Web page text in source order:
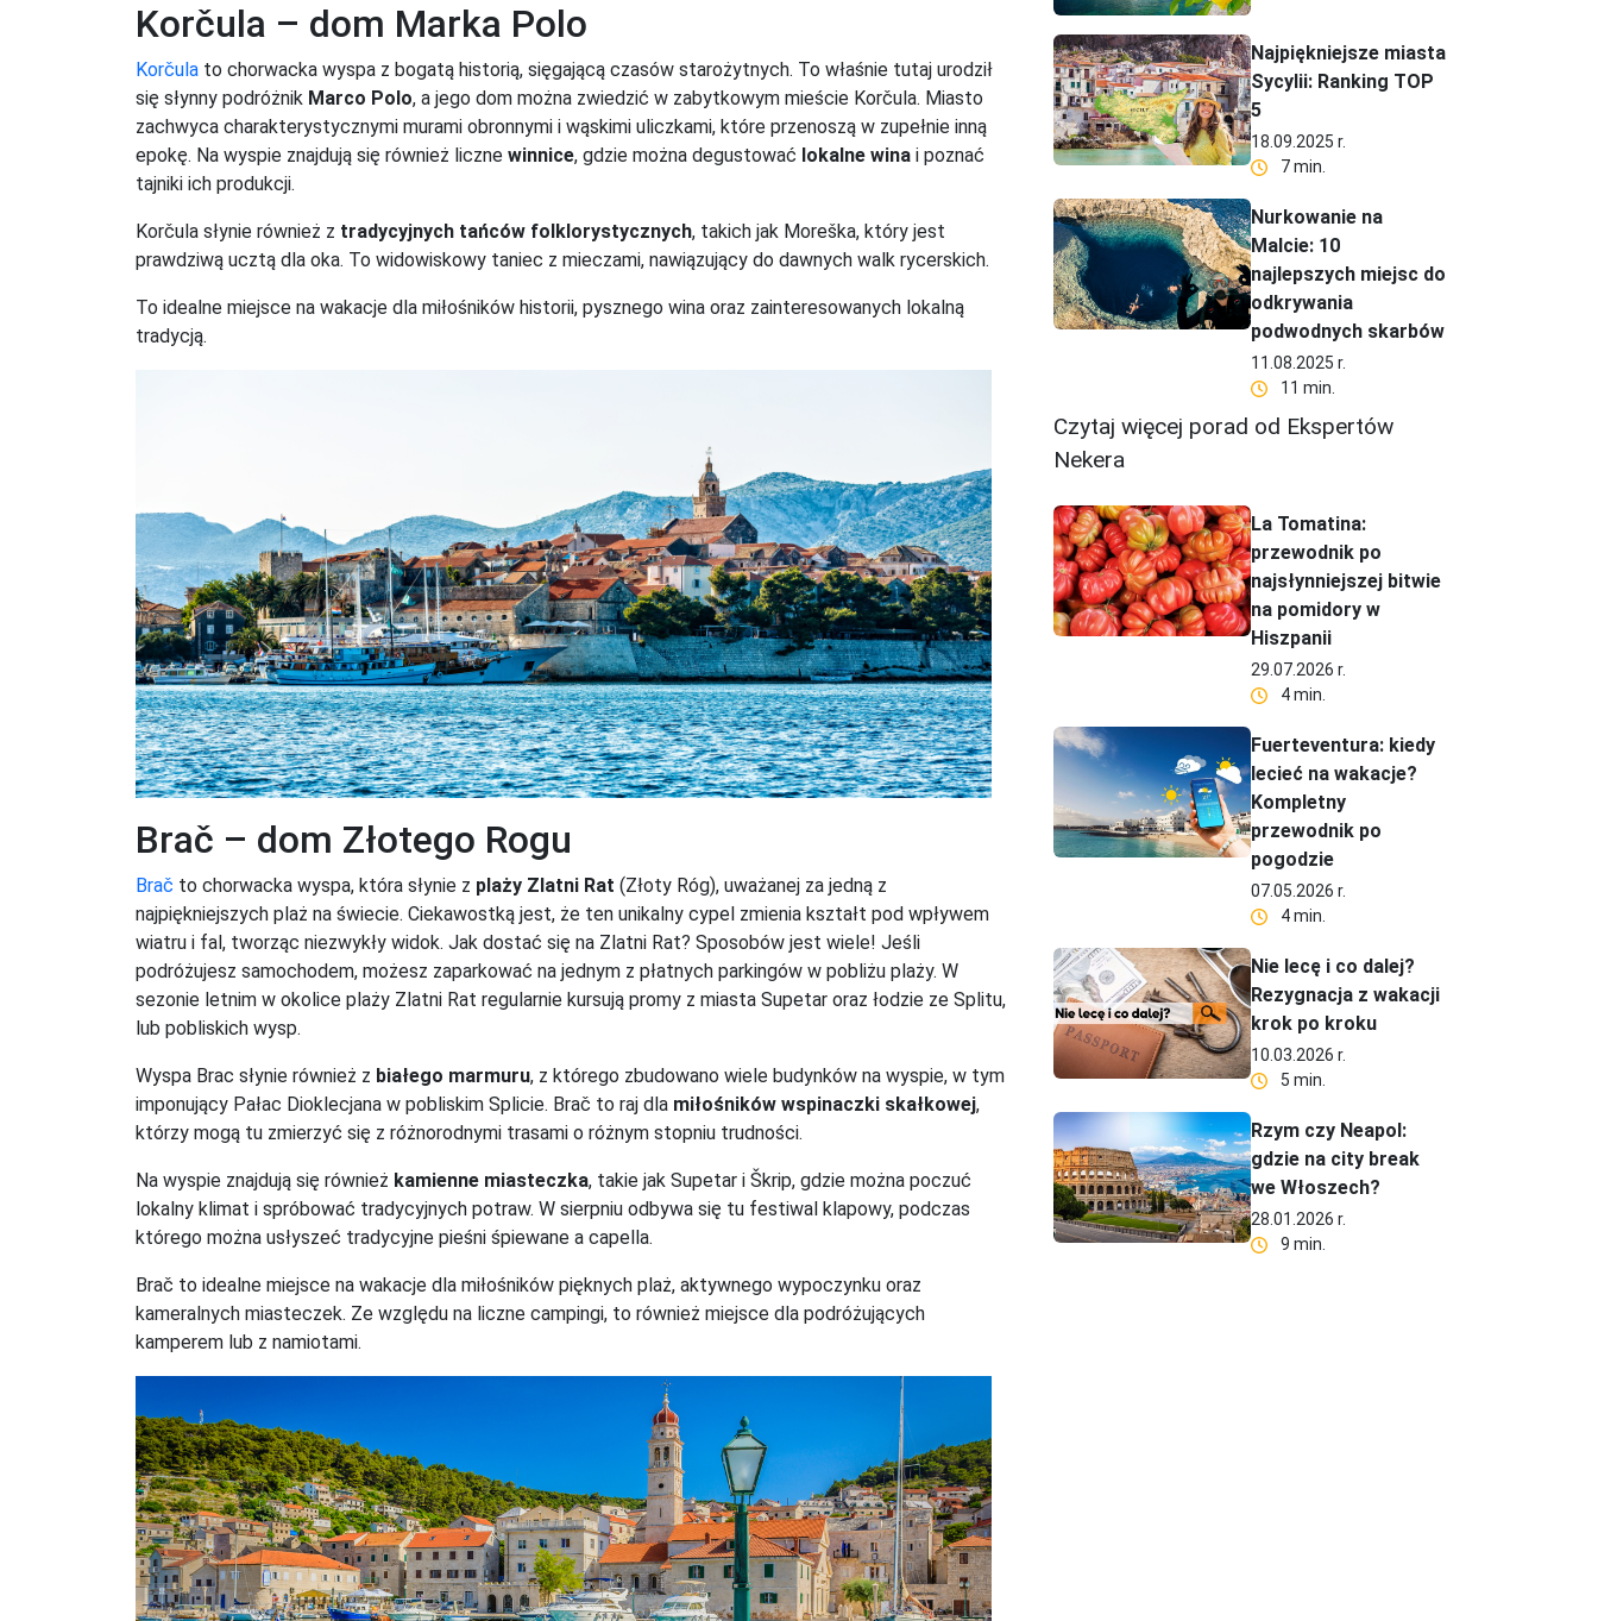
Korčula – dom Marka Polo
Korčula to chorwacka wyspa z bogatą historią, sięgającą czasów starożytnych. To właśnie tutaj urodził
się słynny podróżnik Marco Polo, a jego dom można zwiedzić w zabytkowym mieście Korčula. Miasto
zachwyca charakterystycznymi murami obronnymi i wąskimi uliczkami, które przenoszą w zupełnie inną
epokę. Na wyspie znajdują się również liczne winnice, gdzie można degustować lokalne wina i poznać
tajniki ich produkcji.
Korčula słynie również z tradycyjnych tańców folklorystycznych, takich jak Moreška, który jest
prawdziwą ucztą dla oka. To widowiskowy taniec z mieczami, nawiązujący do dawnych walk rycerskich.
To idealne miejsce na wakacje dla miłośników historii, pysznego wina oraz zainteresowanych lokalną
tradycją.
Brač – dom Złotego Rogu
Brač to chorwacka wyspa, która słynie z plaży Zlatni Rat (Złoty Róg), uważanej za jedną z
najpiękniejszych plaż na świecie. Ciekawostką jest, że ten unikalny cypel zmienia kształt pod wpływem
wiatru i fal, tworząc niezwykły widok. Jak dostać się na Zlatni Rat? Sposobów jest wiele! Jeśli
podróżujesz samochodem, możesz zaparkować na jednym z płatnych parkingów w pobliżu plaży. W
sezonie letnim w okolice plaży Zlatni Rat regularnie kursują promy z miasta Supetar oraz łodzie ze Splitu,
lub pobliskich wysp.
Wyspa Brac słynie również z białego marmuru, z którego zbudowano wiele budynków na wyspie, w tym
imponujący Pałac Dioklecjana w pobliskim Splicie. Brač to raj dla miłośników wspinaczki skałkowej,
którzy mogą tu zmierzyć się z różnorodnymi trasami o różnym stopniu trudności.
Na wyspie znajdują się również kamienne miasteczka, takie jak Supetar i Škrip, gdzie można poczuć
lokalny klimat i spróbować tradycyjnych potraw. W sierpniu odbywa się tu festiwal klapowy, podczas
którego można usłyszeć tradycyjne pieśni śpiewane a capella.
Brač to idealne miejsce na wakacje dla miłośników pięknych plaż, aktywnego wypoczynku oraz
kameralnych miasteczek. Ze względu na liczne campingi, to również miejsce dla podróżujących
kamperem lub z namiotami.
Najpiękniejsze miasta
Sycylii: Ranking TOP
5
18.09.2025 r.
7 min.
Nurkowanie na
Malcie: 10
najlepszych miejsc do
odkrywania
podwodnych skarbów
11.08.2025 r.
11 min.
Czytaj więcej porad od Ekspertów
Nekera
La Tomatina:
przewodnik po
najsłynniejszej bitwie
na pomidory w
Hiszpanii
29.07.2026 r.
4 min.
Fuerteventura: kiedy
lecieć na wakacje?
Kompletny
przewodnik po
pogodzie
07.05.2026 r.
4 min.
Nie lecę i co dalej?
Rezygnacja z wakacji
krok po kroku
10.03.2026 r.
5 min.
Rzym czy Neapol:
gdzie na city break
we Włoszech?
28.01.2026 r.
9 min.